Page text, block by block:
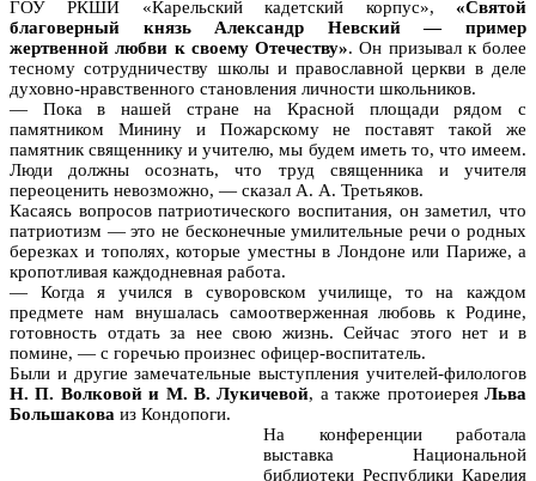
ГОУ РКШИ «Карельский кадетский корпус», «Святой
благоверный князь Александр Невский — пример
жертвенной любви к своему Отечеству». Он призывал к более
тесному сотрудничеству школы и православной церкви в деле
духовно-нравственного становления личности школьников.
— Пока в нашей стране на Красной площади рядом с
памятником Минину и Пожарскому не поставят такой же
памятник священнику и учителю, мы будем иметь то, что имеем.
Люди должны осознать, что труд священника и учителя
переоценить невозможно, — сказал А. А. Третьяков.
Касаясь вопросов патриотического воспитания, он заметил, что
патриотизм — это не бесконечные умилительные речи о родных
березках и тополях, которые уместны в Лондоне или Париже, а
кропотливая каждодневная работа.
— Когда я учился в суворовском училище, то на каждом
предмете нам внушалась самоотверженная любовь к Родине,
готовность отдать за нее свою жизнь. Сейчас этого нет и в
помине, — с горечью произнес офицер-воспитатель.
Были и другие замечательные выступления учителей-филологов
Н. П. Волковой и М. В. Лукичевой, а также протоиереяЛьва
Большакова из Кондопоги.
На конференции работала
выставка Национальной
библиотеки Республики Карелия